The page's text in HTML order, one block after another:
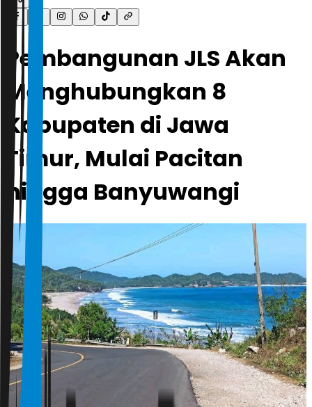
Pembangunan JLS Akan
Menghubungkan 8
Kabupaten di Jawa
Timur, Mulai Pacitan
hingga Banyuwangi